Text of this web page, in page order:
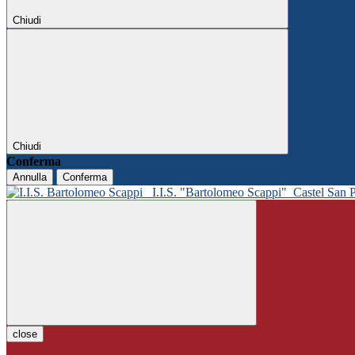
Chiudi
Chiudi
Conferma
Annulla Conferma
I.I.S. "Bartolomeo Scappi" Castel San
close